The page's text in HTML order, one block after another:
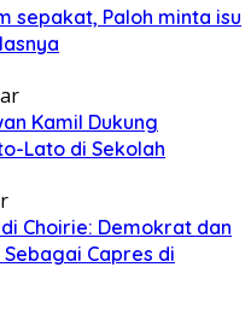
sepakat, Paloh minta isu
Kamil Dukung
Lato di Sekolah
Choirie: Demokrat dan
Sebagai Capres di